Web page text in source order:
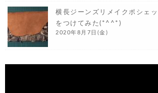
横長ジーンズリメイクポシェ
をつけてみた(*^^*)
2020年8月7日(金)